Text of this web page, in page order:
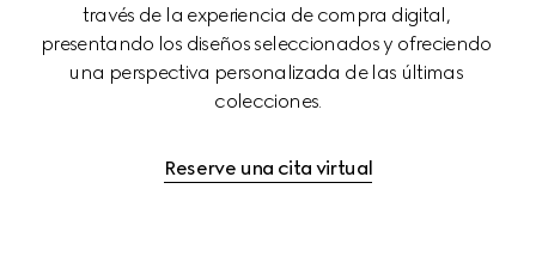
través de la experiencia de compra digital,
presentando los diseños seleccionados y ofreciendo
una perspectiva personalizada de las últimas
colecciones.
Reserve una cita virtual